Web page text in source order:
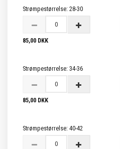
Strømpestørrelse: 28-30
85,00 DKK
Strømpestørrelse: 34-36
85,00 DKK
Strømpestørrelse: 40-42